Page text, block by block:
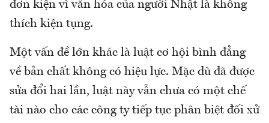
đơn kiện vì văn hóa của người Nhật là không
thích kiện tụng.
Một vấn đề lớn khác là luật cơ hội bình đẳng
về bản chất không có hiệu lực. Mặc dù đã được
sửa đổi hai lần, luật này vẫn chưa có một chế
tài nào cho các công ty tiếp tục phân biệt đối xử